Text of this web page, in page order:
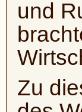
und
Zu